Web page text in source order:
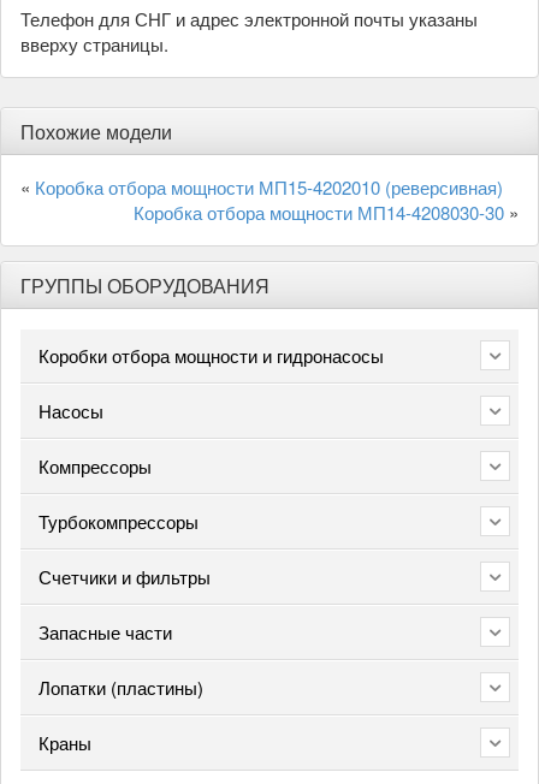
Телефон для СНГ и адрес электронной почты указаны
вверху страницы.
Похожие модели
« Коробка отбора мощности МП15-4202010 (реверсивная)
Коробка отбора мощности МП14-4208030-30 »
ГРУППЫ ОБОРУДОВАНИЯ
Коробки отбора мощности и гидронасосы
Насосы
Компрессоры
Турбокомпрессоры
Счетчики и фильтры
Запасные части
Лопатки (пластины)
Краны